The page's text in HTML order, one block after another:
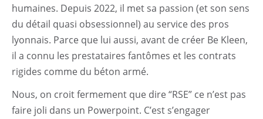
humaines. Depuis 2022, il met sa passion (et son sens
du détail quasi obsessionnel) au service des pros
lyonnais. Parce que lui aussi, avant de créer Be Kleen,
il a connu les prestataires fantômes et les contrats
rigides comme du béton armé.
Nous, on croit fermement que dire “RSE” ce n’est pas
faire joli dans un Powerpoint. C’est s’engager